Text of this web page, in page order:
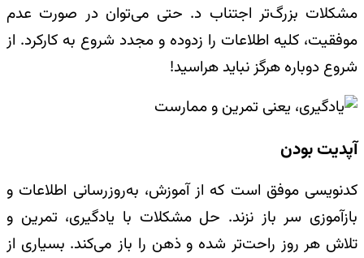
مشکلات بزرگ‌تر اجتناب د. حتی می‌توان در صورت عدم
موفقیت، کلیه اطلاعات را زدوده و مجدد شروع به کارکرد. از
شروع دوباره هرگز نباید هراسید!
آپدیت بودن
کد‌نویسی موفق است که از آموزش، به‌روزرسانی اطلاعات و
بازآموزی سر باز نزند. حل مشکلات با یادگیری، تمرین و
تلاش هر روز راحت‌تر شده و ذهن را باز می‌کند. بسیاری از